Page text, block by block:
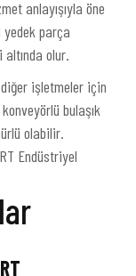
anlayışıyla öne
parça
altında olur.
işletmeler için
bulaşık
olabilir.
Endüstriyel